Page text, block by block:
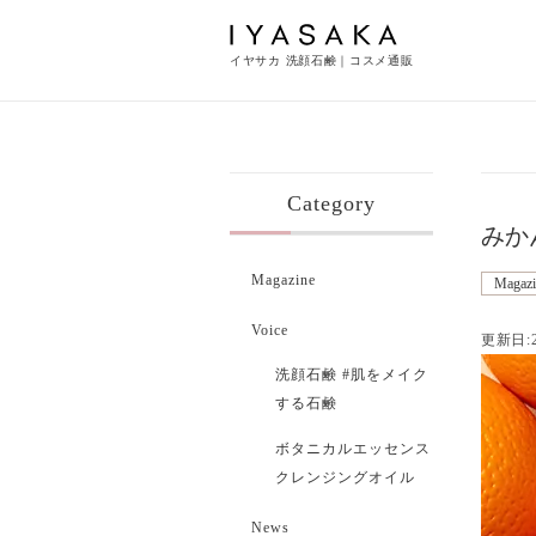
イヤサカ 洗顔石鹸｜コスメ通販
みか
更新日
Category
Magazine
Voice
洗顔石鹸 #肌をメイク
する石鹸
ボタニカルエッセンス
クレンジングオイル
News